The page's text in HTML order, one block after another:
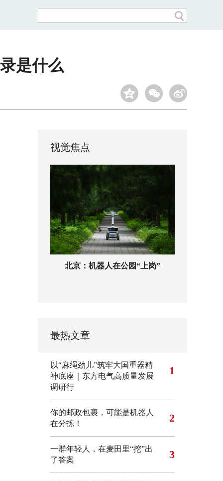
是什么
视觉焦点
北京：机器人在公园“上岗”
最热文章
以“麻绳劲儿”筑牢大国重器精
神底座｜东方电气高质量发展
调研行
1
你的邮政包裹，可能是机器人
在分拣！
2
一群年轻人，在麦田里“挖”出
了答案
3